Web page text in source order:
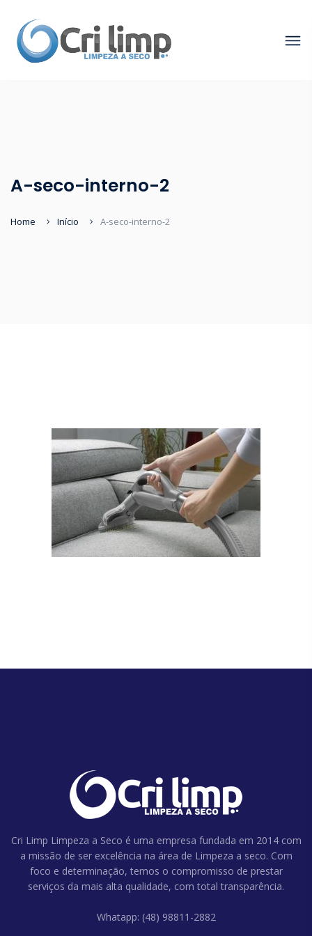
A-seco-interno-2
Home Início A-seco-interno-2
Cri Limp Limpeza a Seco é uma empresa fundada em 2014 com
a missão de ser excelência na área de Limpeza a seco. Com
foco e determinação, temos o compromisso de prestar
serviços da mais alta qualidade, com total transparência.
Whatapp: (48) 98811-2882